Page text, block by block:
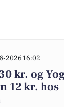
2026 16:02
kr. og
12 kr. hos